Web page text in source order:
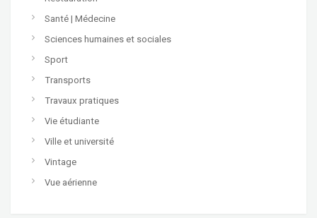
Santé | Médecine
Sciences humaines et sociales
Sport
Transports
Travaux pratiques
Vie étudiante
Ville et université
Vintage
Vue aérienne